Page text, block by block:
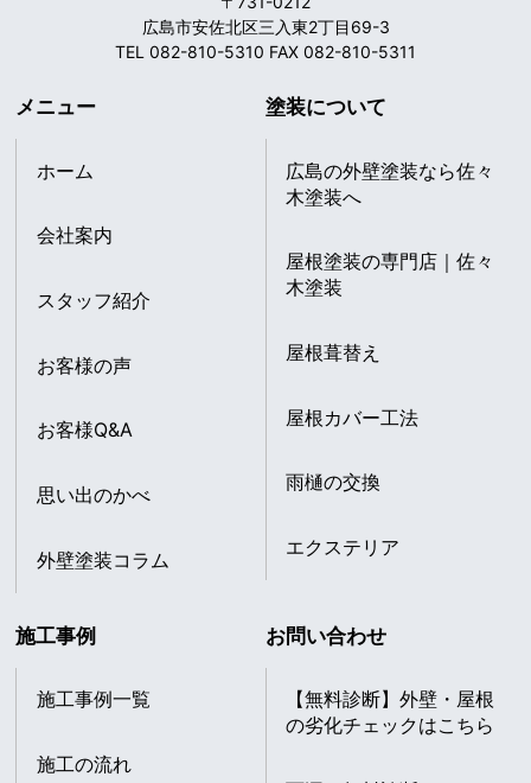
広島市安佐北区三入東2丁目69-3
TEL 082-810-5310 FAX 082-810-5311
メニュー
ホーム
会社案内
スタッフ紹介
お客様の声
お客様Q&A
思い出のかべ
外壁塗装コラム
塗装について
広島の外壁塗装なら佐々
木塗装へ
屋根塗装の専門店｜佐々
木塗装
屋根葺替え
屋根カバー工法
雨樋の交換
エクステリア
施工事例
施工事例一覧
施工の流れ
お問い合わせ
【無料診断】外壁・屋根
の劣化チェックはこちら